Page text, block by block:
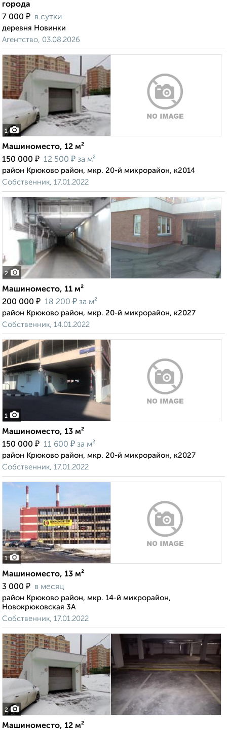
города
7 000 ₽ в сутки
деревня Новинки
Агентство, 03.08.2026
1
Машиноместо, 12 м²
150 000 ₽ 12 500 ₽ за м²
район Крюково район, мкр. 20-й микрорайон, к2014
Собственник, 17.01.2022
2
Машиноместо, 11 м²
200 000 ₽ 18 200 ₽ за м²
район Крюково район, мкр. 20-й микрорайон, к2027
Собственник, 14.01.2022
1
Машиноместо, 13 м²
150 000 ₽ 11 600 ₽ за м²
район Крюково район, мкр. 20-й микрорайон, к2027
Собственник, 17.01.2022
1
Машиноместо, 13 м²
3 000 ₽ в месяц
район Крюково район, мкр. 14-й микрорайон,
Новокрюковская 3А
Собственник, 17.01.2022
2
Машиноместо, 12 м²